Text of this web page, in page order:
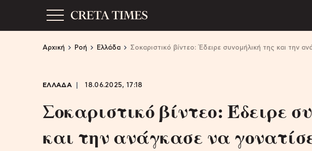
Αρχική Ροή Ελλάδα Σοκαριστικό βίντεο: Έδειρε συνομήλική της και την
ΕΛΛΑΔΑ 18.06.2025, 17:18
Σοκαριστικό βίντεο: Έδειρε
και την ανάγκασε να